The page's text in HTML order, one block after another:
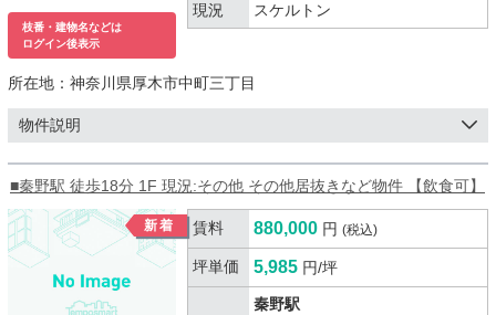
枝番・建物名などは
ログイン後表示
現況 スケルトン
所在地： 神奈川県厚木市中町三丁目
物件説明
■秦野駅 徒歩18分 1F 現況:その他 その他居抜きなど物件 【飲食可】
賃料 880,000 円 (税込)
坪単価 5,985 円/坪
秦野駅